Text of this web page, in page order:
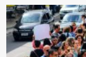
Manifesto
do
Cineclube
Imbariê
nos
Trilhos